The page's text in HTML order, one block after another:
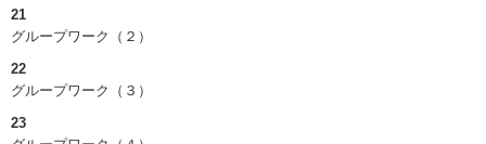
21
グループワーク（２）
22
グループワーク（３）
23